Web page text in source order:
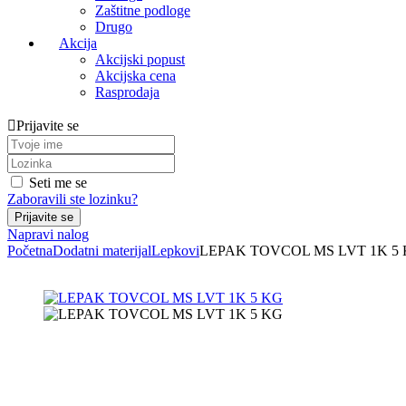
Zaštitne podloge
Drugo
Akcija
Akcijski popust
Akcijska cena
Rasprodaja
Prijavite se
Seti me se
Zaboravili ste lozinku?
Napravi nalog
PočetnaDodatni materijalLepkoviLEPAK TOVCOL MS LVT 1K 5